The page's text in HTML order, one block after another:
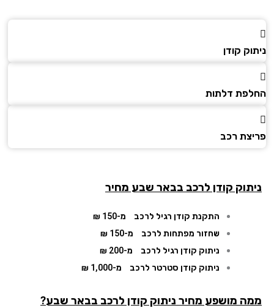
קודן
דלתות
רכב
קודן לרכב בבאר שבע מחיר
התקנת קודן רגיל לרכב
מ-150 ₪
שחזור מפתחות לרכב
מ-150 ₪
ניתוק קודן רגיל לרכב
מ-200 ₪
ניתוק קודן סטרטר לרכב
מ-1,000 ₪
מושפע מחיר ניתוק קודן לרכב בבאר שבע?